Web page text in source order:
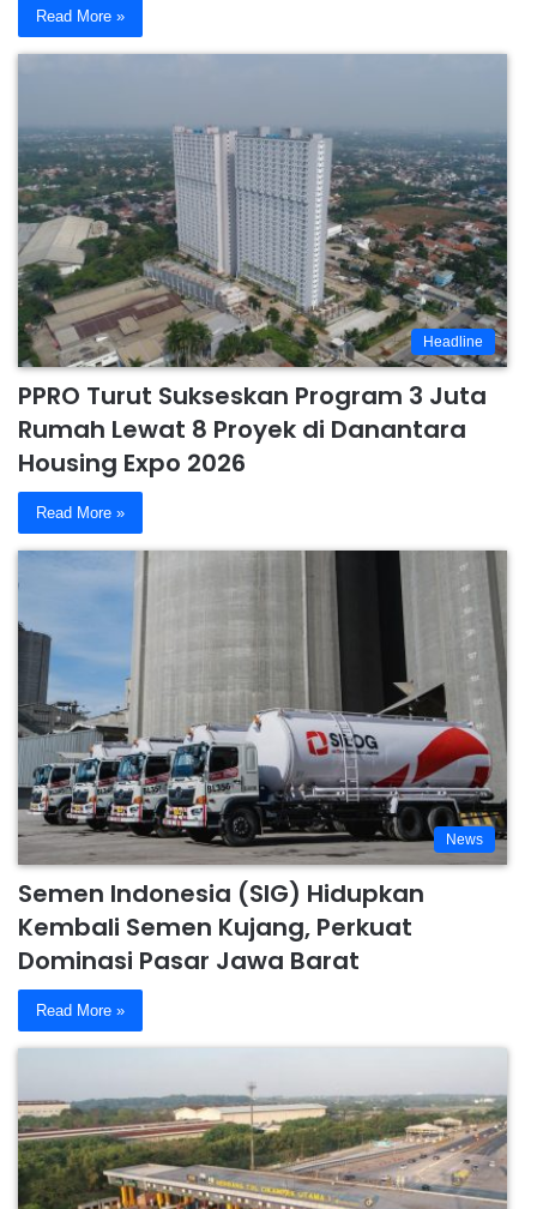
Read More »
Headline
PPRO Turut Sukseskan Program 3 Juta
Rumah Lewat 8 Proyek di Danantara
Housing Expo 2026
Read More »
News
Semen Indonesia (SIG) Hidupkan
Kembali Semen Kujang, Perkuat
Dominasi Pasar Jawa Barat
Read More »